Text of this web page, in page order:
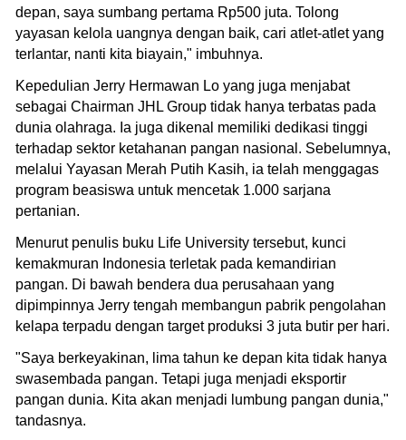
depan, saya sumbang pertama Rp500 juta. Tolong
yayasan kelola uangnya dengan baik, cari atlet-atlet yang
terlantar, nanti kita biayain," imbuhnya.
Kepedulian Jerry Hermawan Lo yang juga menjabat
sebagai Chairman JHL Group tidak hanya terbatas pada
dunia olahraga. Ia juga dikenal memiliki dedikasi tinggi
terhadap sektor ketahanan pangan nasional. Sebelumnya,
melalui Yayasan Merah Putih Kasih, ia telah menggagas
program beasiswa untuk mencetak 1.000 sarjana
pertanian.
Menurut penulis buku Life University tersebut, kunci
kemakmuran Indonesia terletak pada kemandirian
pangan. Di bawah bendera dua perusahaan yang
dipimpinnya Jerry tengah membangun pabrik pengolahan
kelapa terpadu dengan target produksi 3 juta butir per hari.
"Saya berkeyakinan, lima tahun ke depan kita tidak hanya
swasembada pangan. Tetapi juga menjadi eksportir
pangan dunia. Kita akan menjadi lumbung pangan dunia,"
tandasnya.